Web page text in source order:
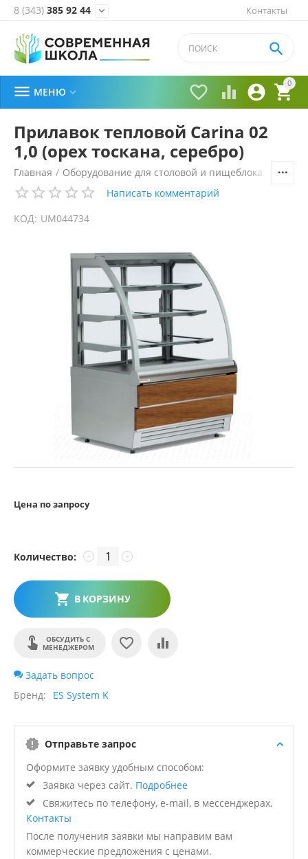
Контакты
8 (343) 385 92 44 
0


 

 МЕНЮ 
Прилавок тепловой Carina 02
1,0 (орех тоскана, серебро)
Главная / Оборудование для столовой и пищеблока
Написать комментарий
КОД: UM044734
Цена по запросу
Количество: +
−
В КОРЗИНУ
ОБСУДИТЬ С
МЕНЕДЖЕРОМ
Задать вопрос
Бренд
ES System K
Отправьте запрос
Оформите заявку удобным способом:
Заявка через сайт. Подробнее
Свяжитесь по телефону, e-mail, в мессенджерах.
Контакты
После получения заявки мы направим вам
коммерческие предложения с ценами.